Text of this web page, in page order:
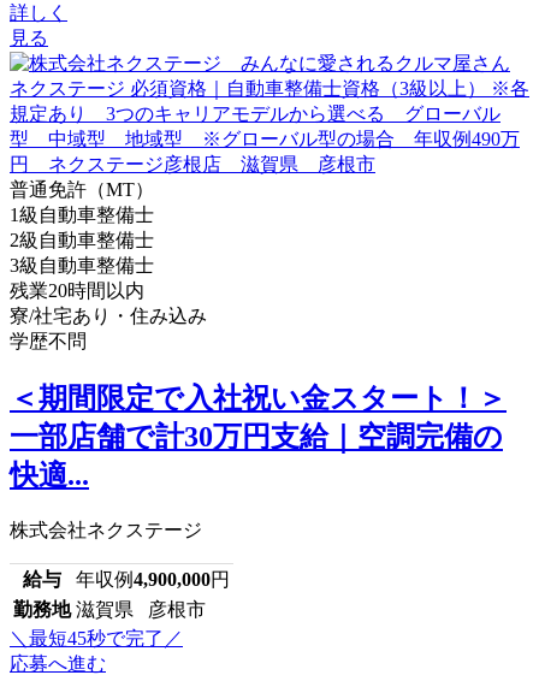
詳しく
見る
普通免許（MT）
1級自動車整備士
2級自動車整備士
3級自動車整備士
残業20時間以内
寮/社宅あり・住み込み
学歴不問
＜期間限定で入社祝い金スタート！＞
一部店舗で計30万円支給｜空調完備の
快適...
株式会社ネクステージ
給与 年収例4,900,000円
勤務地 滋賀県 彦根市
＼最短45秒で完了／
応募へ進む